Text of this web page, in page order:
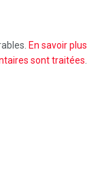
En savoir plus
sont traitées